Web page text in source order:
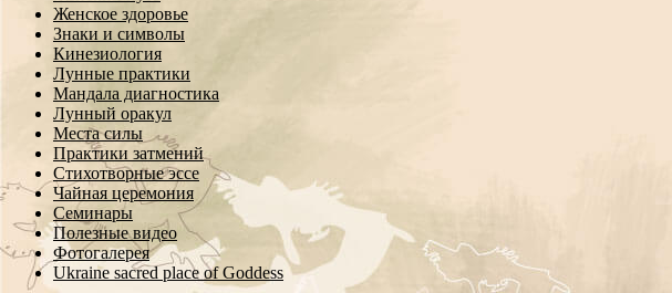
Женское здоровье
Знаки и символы
Кинезиология
Лунные практики
Мандала диагностика
Лунный оракул
Места силы
Практики затмений
Стихотворные эссе
Чайная церемония
Семинары
Полезные видео
Фотогалерея
Ukraine sacred place of Goddess